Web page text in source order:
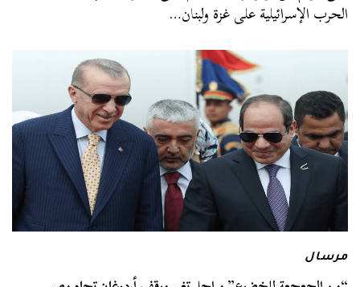
الحرب الإسرائيلية على غزة ولبنان…
مرسال